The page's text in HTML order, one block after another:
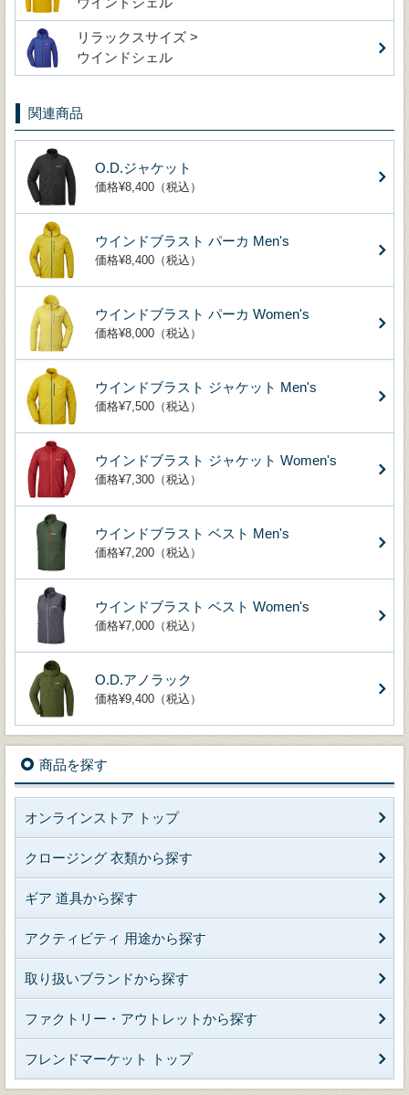
リラックスサイズ >
ウインドシェル
関連商品
O.D.ジャケット
価格¥8,400（税込）
ウインドブラスト パーカ Men's
価格¥8,400（税込）
ウインドブラスト パーカ Women's
価格¥8,000（税込）
ウインドブラスト ジャケット Men's
価格¥7,500（税込）
ウインドブラスト ジャケット Women's
価格¥7,300（税込）
ウインドブラスト ベスト Men's
価格¥7,200（税込）
ウインドブラスト ベスト Women's
価格¥7,000（税込）
O.D.アノラック
価格¥9,400（税込）
商品を探す
オンラインストア トップ
クロージング 衣類から探す
ギア 道具から探す
アクティビティ 用途から探す
取り扱いブランドから探す
ファクトリー・アウトレットから探す
フレンドマーケット トップ